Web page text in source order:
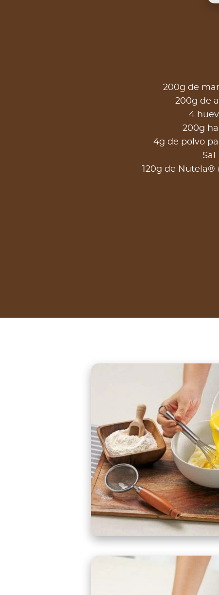
200g de
200g de
4
200g
4g de polvo
Sal
120g de Nutela®